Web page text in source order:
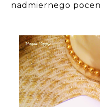
nadmiernego